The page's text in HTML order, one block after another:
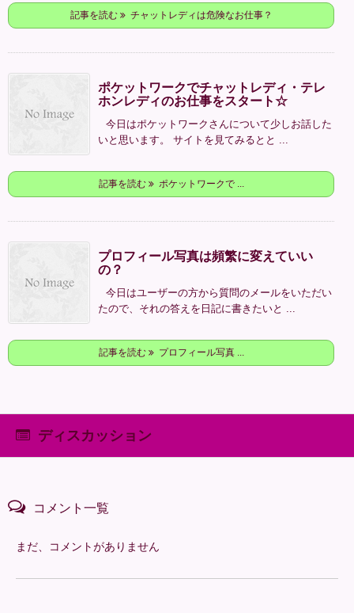
記事を読む チャットレディは危険なお仕事？
ポケットワークでチャットレディ・テレ
ホンレディのお仕事をスタート☆
今日はポケットワークさんについて少しお話した
いと思います。 サイトを見てみるとと ...
記事を読む ポケットワークで ...
プロフィール写真は頻繁に変えていい
の？
今日はユーザーの方から質問のメールをいただい
たので、それの答えを日記に書きたいと ...
記事を読む プロフィール写真 ...
ディスカッション
コメント一覧
まだ、コメントがありません